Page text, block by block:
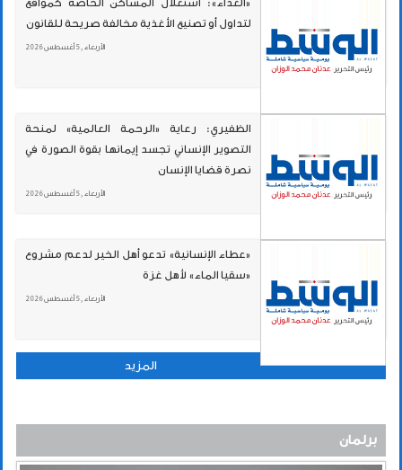
«الغذاء»: استغلال المساكن الخاصة كمواقع
لتداول أو تصنيع الأغذية مخالفة صريحة للقانون
الأربعاء , 5 أغسطس 2026
الظفيري: رعاية «الرحمة العالمية» لمنحة
التصوير الإنساني تجسد إيمانها بقوة الصورة في
نصرة قضايا الإنسان
الأربعاء , 5 أغسطس 2026
«عطاء الإنسانية» تدعو أهل الخير لدعم مشروع
«سقيا الماء» لأهل غزة
الأربعاء , 5 أغسطس 2026
المزيد
برلمان